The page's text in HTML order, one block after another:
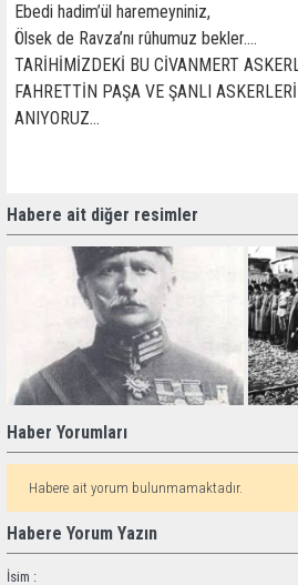
Ebedi hadim’ül haremeyniniz,
Ölsek de Ravza’nı rûhumuz bekler....
TARİHİMİZDEKİ BU CİVANMERT
FAHRETTİN PAŞA VE ŞANLI
ANIYORUZ…
Habere ait diğer resimler
Haber Yorumları
Habere ait yorum bulunmamaktadır.
Habere Yorum Yazın
İsim :